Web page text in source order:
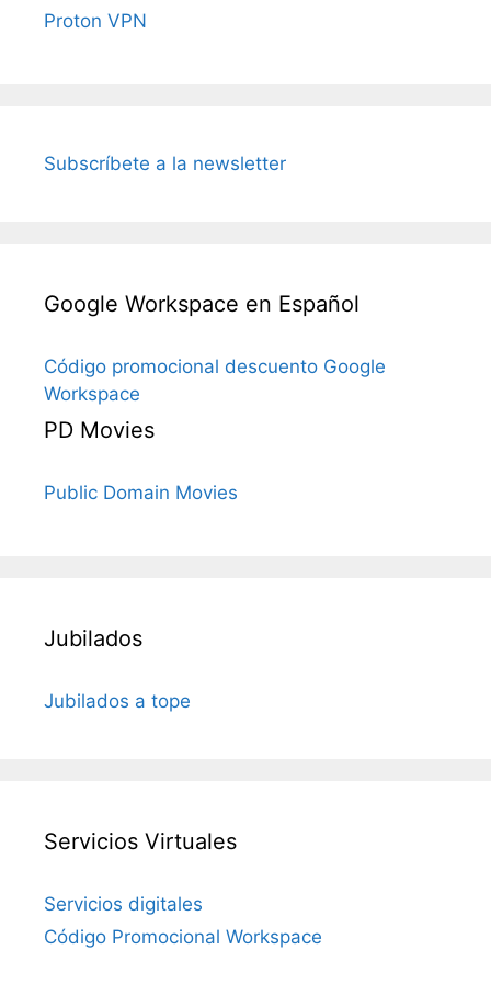
Proton VPN
Subscríbete a la newsletter
Google Workspace en Español
Código promocional descuento Google
Workspace
PD Movies
Public Domain Movies
Jubilados
Jubilados a tope
Servicios Virtuales
Servicios digitales
Código Promocional Workspace